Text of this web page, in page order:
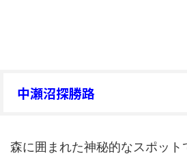
中瀬沼探勝路
森に囲まれた神秘的なスポット